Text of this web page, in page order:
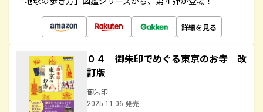
詳細を見る
０４ 御朱印でめぐる東京のお寺 改
訂版
御朱印
2025.11.06 発売